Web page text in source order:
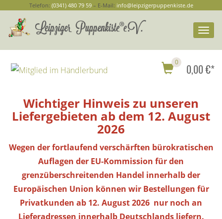
Telefon: (0341) 480 79 59– E-Mail: info@leipzigerpuppenkiste.de
0 0,00 €*
Wichtiger Hinweis zu unseren
Liefergebieten ab dem 12. August
2026
Wegen der fortlaufend verschärften bürokratischen
Auflagen der EU-Kommission für den
grenzüberschreitenden Handel innerhalb der
Europäischen Union können wir Bestellungen für
Privatkunden ab 12. August 2026 nur noch an
Lieferadressen innerhalb Deutschlands liefern.